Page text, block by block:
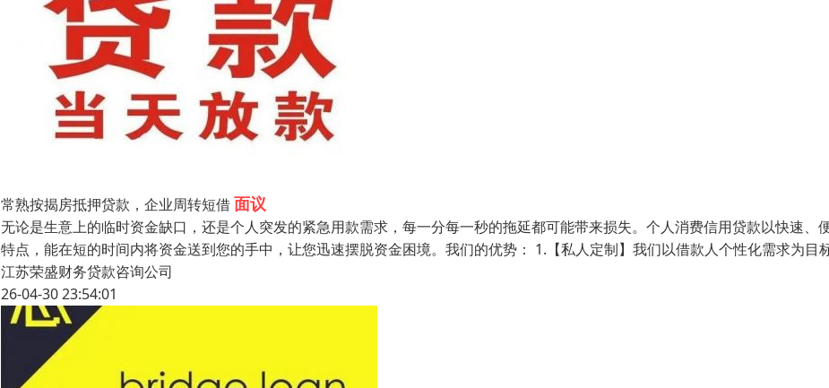
常熟按揭房抵押贷款，企业周转短借面议
无论是生意上的临时资金缺口，还是个人突发的紧急用款需求，每一分每一秒的拖延都可能带来损失。个人消费信用贷款以快速、
特点，能在短的时间内将资金送到您的手中，让您迅速摆脱资金困境。我们的优势： 1.【私人定制】我们以借款人个性化需求为目
江苏荣盛财务贷款咨询公司
26-04-30 23:54:01